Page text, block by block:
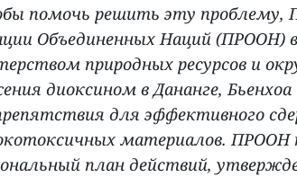
помочь решить эту проблему,
Объединенных Наций (ПРООН)
природных ресурсов и
диоксином в Дананге, Бьенхоа
для эффективного
материалов.
план действий,